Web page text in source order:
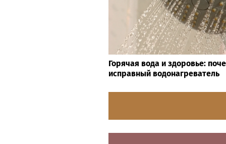
Горячая вода и здоровье:
исправный водонагреватель